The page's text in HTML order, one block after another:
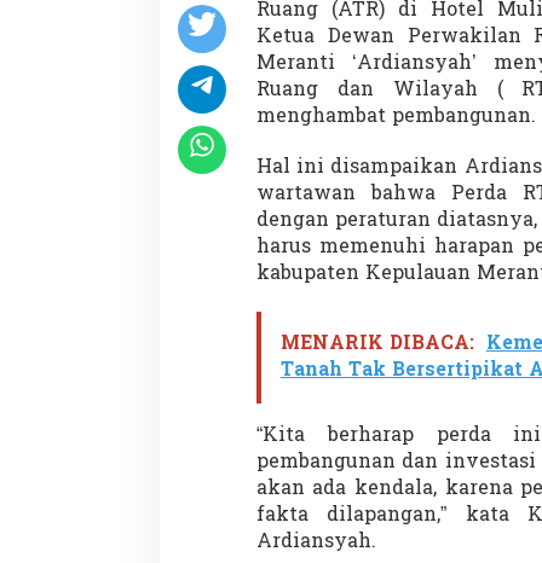
i
d
a
k
e
g
h
a
m
b
a
e
m
b
g
u
a
n
d
a
Ruang (ATR) di Hotel
Ketua Dewan Perwakilan
Meranti ‘Ardiansyah’
Ruang dan Wilayah (
menghambat pembangunan.
Hal ini disampaikan
wartawan bahwa Perda
dengan peraturan
harus memenuhi harapan
kabupaten Kepulauan
MENARIK DIBACA:
Tanah Tak Bersertipikat
“Kita berharap perda
pembangunan dan
akan ada kendala, karena
fakta dilapangan,” kata
Ardiansyah.